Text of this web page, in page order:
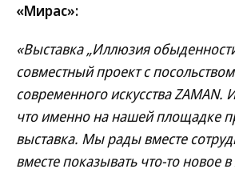
«Мирас»:
«Выставка „Иллюзия
совместный проект с
современного искусства
что именно на нашей площадке
выставка. Мы рады вместе
вместе показывать что-то новое